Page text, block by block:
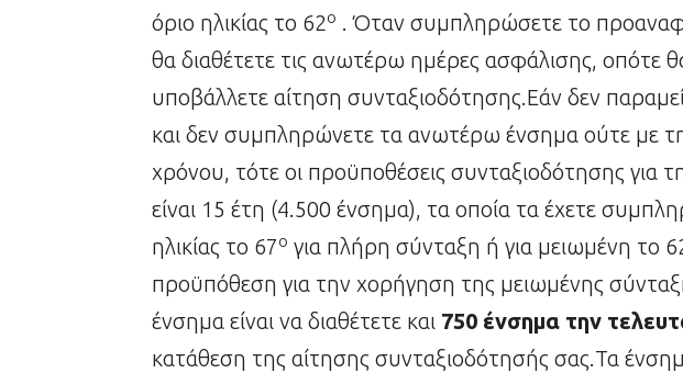
όριο ηλικίας το 62ο . Όταν συμπληρώσετε το
θα διαθέτετε τις ανωτέρω ημέρες ασφάλισης, οπότε
υποβάλλετε αίτηση συνταξιοδότησης.Εάν δεν
και δεν συμπληρώνετε τα ανωτέρω ένσημα ούτε με
χρόνου, τότε οι προϋποθέσεις συνταξιοδότησης για
είναι 15 έτη (4.500 ένσημα), τα οποία τα έχετε
ηλικίας το 67ο για πλήρη σύνταξη ή για μειωμένη το
προϋπόθεση για την χορήγηση της μειωμένης
ένσημα είναι να διαθέτετε και 750 ένσημα την
κατάθεση της αίτησης συνταξιοδότησής σας.Τα